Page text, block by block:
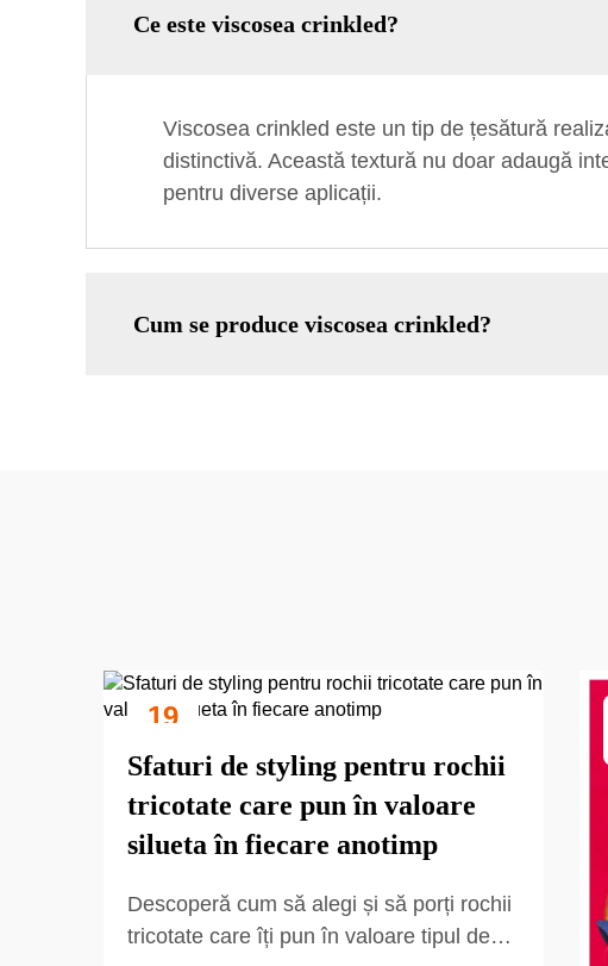
Ce este viscosea crinkled?
Viscosea crinkled este un tip de țesătură
distinctivă. Această textură nu doar adaugă
pentru diverse aplicații.
Cum se produce viscosea crinkled?
19
Sfaturi de styling pentru rochii
tricotate care pun în valoare
silueta în fiecare anotimp
Descoperă cum să alegi și să porți rochii
tricotate care îți pun în valoare tipul de